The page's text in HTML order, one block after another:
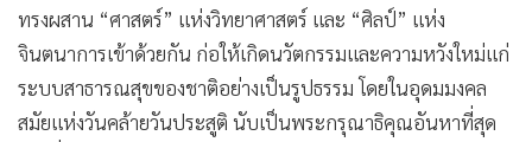
ทรงผสาน “ศาสตร์” แห่งวิทยาศาสตร์ และ “ศิลป์” แห่ง
จินตนาการเข้าด้วยกัน ก่อให้เกิดนวัตกรรมและความหวังใหม่แก่
ระบบสาธารณสุขของชาติอย่างเป็นรูปธรรม โดยในอุดมมงคล
สมัยแห่งวันคล้ายวันประสูติ นับเป็นพระกรุณาธิคุณอันหาที่สุด